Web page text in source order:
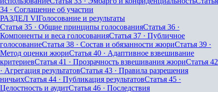
34 · Соглашение об участии
РАЗДЕЛ VIГолосование и результаты
Статья 35 · Общие принципы голосованияСтатья 36 ·
Компоненты и веса голосованияСтатья 37 · Публичное
голосованиеСтатья 38 · Состав и обязанности жюриСтатья 39 ·
Метод оценки жюриСтатья 40 · Адаптивное взвешивание
критериевСтатья 41 · Прозрачность взвешивания жюриСтатья 42
· Агрегация результатовСтатья 43 · Правила разрешения
ничьихСтатья 44 · Публикация результатовСтатья 45 ·
Целостность и аудитСтатья 46 · Последствия